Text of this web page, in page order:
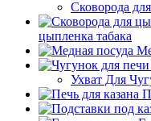
Сковорода
цыпленка табака
Ухват Для